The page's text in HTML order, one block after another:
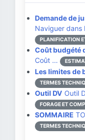
Demande de
Naviguer dans
PLANIFICATION
Coût budgété
Coût …
Les limites de
TERMES
Outil DV Outil
FORAGE ET
SOMMAIRE
TERMES